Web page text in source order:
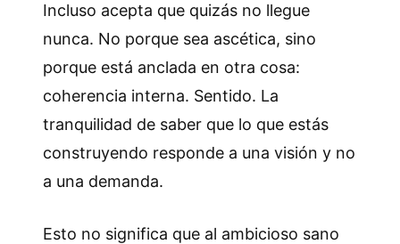
Incluso acepta que quizás no llegue
nunca. No porque sea ascética, sino
porque está anclada en otra cosa:
coherencia interna. Sentido. La
tranquilidad de saber que lo que estás
construyendo responde a una visión y no
a una demanda.
Esto no significa que al ambicioso sano